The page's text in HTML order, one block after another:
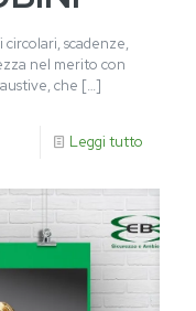
circolari, scadenze,
nel merito con
che […]
Leggi tutto